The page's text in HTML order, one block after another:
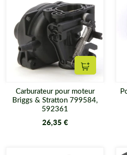
Ajouter au
Carburateur pour moteur
Briggs & Stratton 799584,
592361
26,35 €